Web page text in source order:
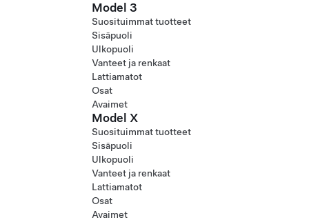
Model 3
Suosituimmat tuotteet
Sisäpuoli
Ulkopuoli
Vanteet ja renkaat
Lattiamatot
Osat
Avaimet
Model X
Suosituimmat tuotteet
Sisäpuoli
Ulkopuoli
Vanteet ja renkaat
Lattiamatot
Osat
Avaimet